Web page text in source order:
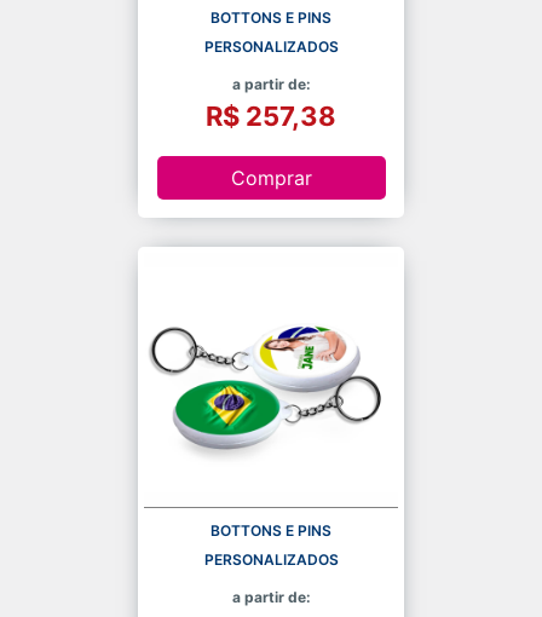
BOTTONS E PINS
PERSONALIZADOS
a partir de:
R$ 257,38
Comprar
BOTTONS E PINS
PERSONALIZADOS
a partir de: